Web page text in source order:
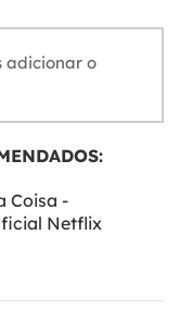
adicionar o
Coisa -
Netflix